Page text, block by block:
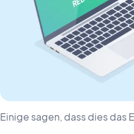
Einige sagen, dass dies das